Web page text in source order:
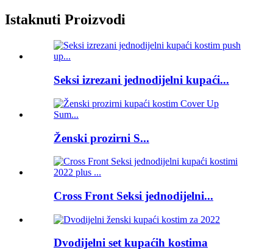
Istaknuti Proizvodi
Seksi izrezani jednodijelni kupaći...
Ženski prozirni S...
Cross Front Seksi jednodijelni...
Dvodijelni set kupaćih kostima